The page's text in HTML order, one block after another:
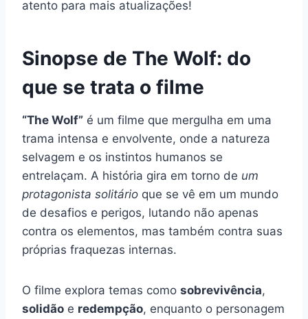
atento para mais atualizações!
Sinopse de The Wolf: do
que se trata o filme
“The Wolf” é um filme que mergulha em uma
trama intensa e envolvente, onde a natureza
selvagem e os instintos humanos se
entrelaçam. A história gira em torno de um
protagonista solitário que se vê em um mundo
de desafios e perigos, lutando não apenas
contra os elementos, mas também contra suas
próprias fraquezas internas.
O filme explora temas como sobrevivência,
solidão e redempção, enquanto o personagem